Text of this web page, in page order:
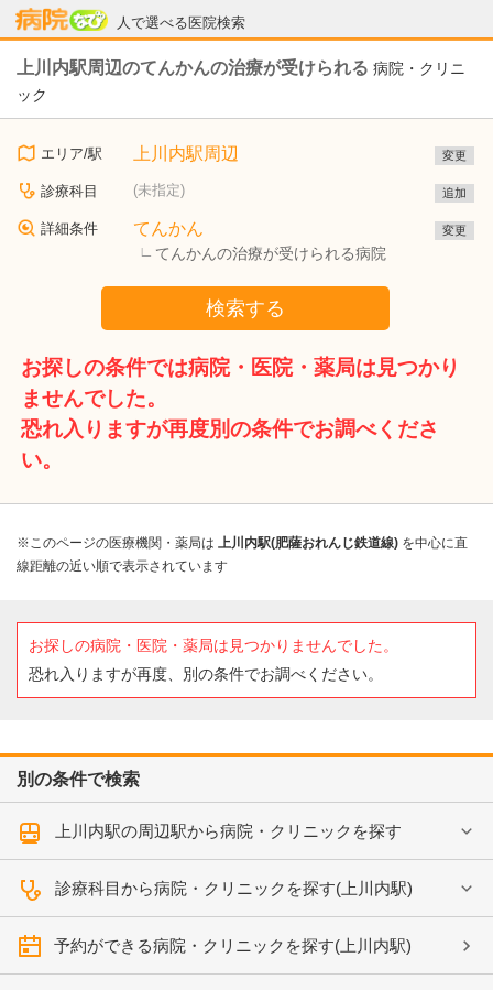
人で選べる医院検索
病院なび
上川内駅周辺のてんかんの治療が受けられる 病院・クリニ
ック
エリア/駅 上川内駅周辺 変更
診療科目 (未指定) 追加
詳細条件 てんかん
てんかんの治療が受けられる病院
変更
検索する
お探しの条件では病院・医院・薬局は見つかり
ませんでした。
恐れ入りますが再度別の条件でお調べくださ
い。
※このページの医療機関・薬局は 上川内駅(肥薩おれんじ鉄道線) を中心に直
線距離の近い順で表示されています
お探しの病院・医院・薬局は見つかりませんでした。
恐れ入りますが再度、別の条件でお調べください。
別の条件で検索
上川内駅の周辺駅から病院・クリニックを探す
診療科目から病院・クリニックを探す(上川内駅)
予約ができる病院・クリニックを探す(上川内駅)